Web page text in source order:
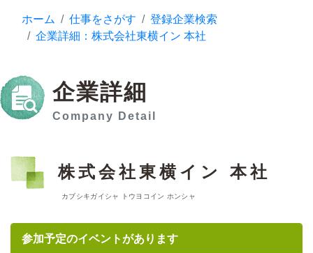
ホーム 仕事をさがす
登録企業検索
企業詳細：株式会社東横イン 本社
企業詳細
Company Detail
株式会社東横イン 本社
カブシキガイシャ トウヨコイン ホンシャ
参加予定のイベントがあります